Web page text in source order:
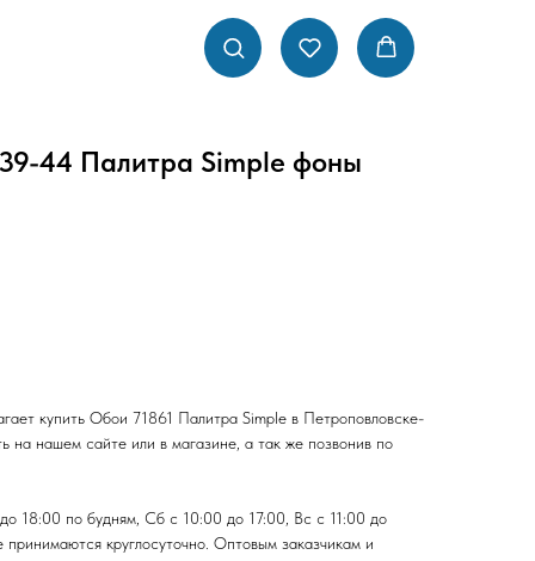
44 Палитра Simple фоны
купить Обои 71861 Палитра Simple в Петроповловске-
на нашем сайте или в магазине, а так же позвонив по
18:00 по будням, Сб с 10:00 до 17:00, Вс с 11:00 до
круглосуточно. Оптовым заказчикам и